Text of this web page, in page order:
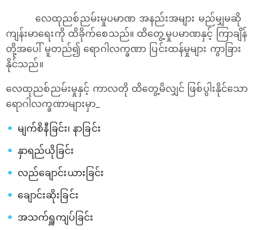
လေထုညစ်ညမ်းမှုပမာဏ အနည်းအများ မည်မျှမဆို
ကျန်းမာရေးကို ထိခိုက်စေသည်။ ထိတွေ့မှုပမာဏနှင့် ကြာချိန်
တို့အပေါ် မူတည်၍ ရောဂါလက္ခဏာ ပြင်းထန်မှုများ ကွာခြား
နိုင်သည်။
လေထုညစ်ညမ်းမှုနှင့် ကာလတို ထိတွေ့မိလျှင် ဖြစ်ပွါးနိုင်သော
ရောဂါလက္ခဏာများမှာ_
မျက်စိနီခြင်း၊ နာခြင်း
နှာရည်ယိုခြင်း
လည်ချောင်းယားခြင်း
ချောင်းဆိုးခြင်း
အသက်ရှူကျပ်ခြင်း